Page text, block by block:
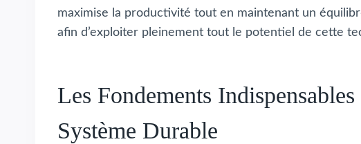
maximise la productivité tout en maintenant un
afin d’exploiter pleinement tout le potentiel de cette
Les Fondements
Système Durable